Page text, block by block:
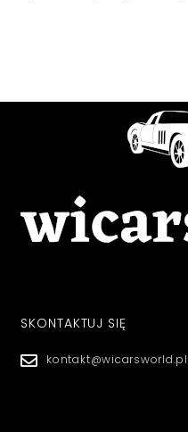
SKONTAKTUJ SIĘ
kontakt@wicarsworld.pl